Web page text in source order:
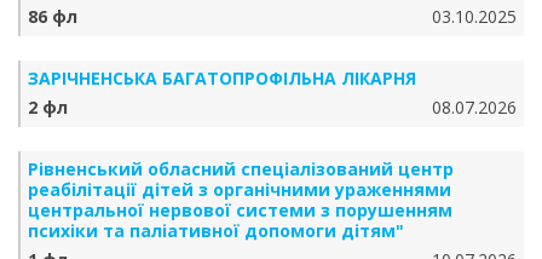
86 фл
03.10.2025
ЗАРІЧНЕНСЬКА БА­ГА­ТО­ПРО­ФІЛЬ­НА ЛІКАРНЯ
2 фл
08.07.2026
Рівненський обласний спеціалізований центр
реабілітації дітей з органічними ураженнями
центральної нервової системи з порушенням
психіки та паліативної допомоги дітям"